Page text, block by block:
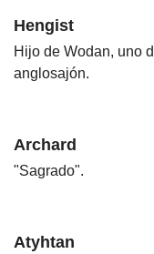
Hengist
Hijo de Wodan, uno
anglosajón.
Archard
"Sagrado".
Atyhtan